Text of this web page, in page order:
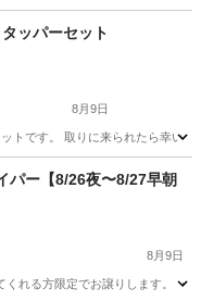
スノーマン Snow Ｍan タッパーセット
8月9日
トです。 取りに来られたら幸いで
タッパーセット
パー【8/26夜〜8/27早朝
8月9日
れる方限定でお譲りします。